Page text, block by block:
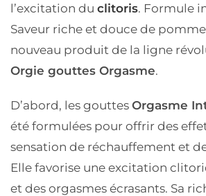
l’excitation du clitoris. Formule
Saveur riche et douce de
nouveau produit de la ligne
Orgie gouttes Orgasme.
D’abord, les gouttes Orgasme
été formulées pour offrir des
sensation de réchauffement et
Elle favorise une excitation
et des orgasmes écrasants. Sa